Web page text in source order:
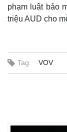
Quan sát
Cuộc sống đó
phạm luật bảo
triệu AUD cho
Tag: VOV